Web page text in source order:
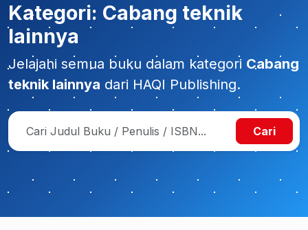
Kategori: Cabang teknik
lainnya
Jelajahi semua buku dalam kategori Cabang
teknik lainnya dari HAQI Publishing.
Cari